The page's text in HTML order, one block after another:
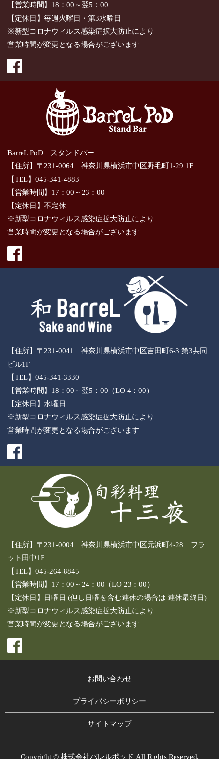
【営業時間】18：00～翌5：00
【定休日】毎週火曜日・第3水曜日
※新型コロナウィルス感染症拡大防止により
営業時間が変更となる場合がございます
BarreL PoD スタンドバー
【住所】〒231-0064 神奈川県横浜市中区野毛町1-29 1F
【TEL】045-341-4883
【営業時間】17：00～23：00
【定休日】不定休
※新型コロナウィルス感染症拡大防止により
営業時間が変更となる場合がございます
【住所】〒231-0041 神奈川県横浜市中区吉田町6-3 第3共同
ビル1F
【TEL】045-341-3330
【営業時間】18：00～翌5：00（LO 4：00）
【定休日】水曜日
※新型コロナウィルス感染症拡大防止により
営業時間が変更となる場合がございます
【住所】〒231-0004 神奈川県横浜市中区元浜町4-28 フラ
ット田中1F
【TEL】045-264-8845
【営業時間】17：00～24：00（LO 23：00）
【定休日】日曜日 (但し日曜を含む連休の場合は 連休最終日)
※新型コロナウィルス感染症拡大防止により
営業時間が変更となる場合がございます
お問い合わせ
プライバシーポリシー
サイトマップ
Copyright © 株式会社バレルポッド All Rights Reserved.